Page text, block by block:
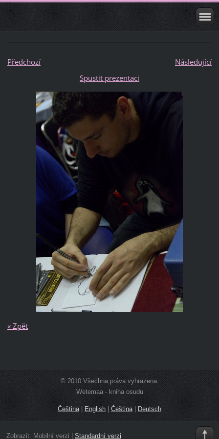
Předchozí
Následující
Spustit prezentaci
« Zpět
© 2010 Všechna práva vyhrazena.
Wetemaa - kniha osudu
Čeština | English | Čeština | Deutsch
Zobrazit: Mobilní verzi Standardní verzi